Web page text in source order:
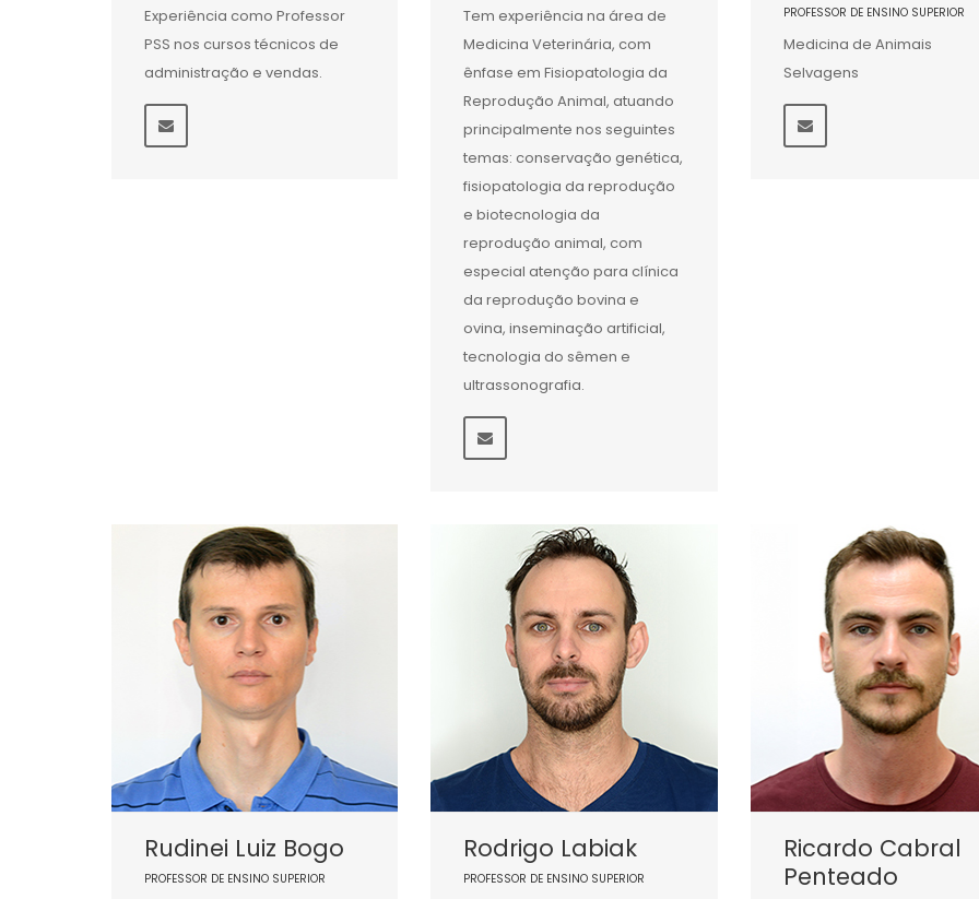
Experiência como Professor
PSS nos cursos técnicos de
administração e vendas.
Tem experiência na área de
Medicina Veterinária, com
ênfase em Fisiopatologia da
Reprodução Animal, atuando
principalmente nos seguintes
temas: conservação genética,
fisiopatologia da reprodução
e biotecnologia da
reprodução animal, com
especial atenção para clínica
da reprodução bovina e
ovina, inseminação artificial,
tecnologia do sêmen e
ultrassonografia.
PROFESSOR DE ENSINO SUPERIOR
Medicina de Animais
Selvagens
Rudinei Luiz Bogo
PROFESSOR DE ENSINO SUPERIOR
Rodrigo Labiak
PROFESSOR DE ENSINO SUPERIOR
Ricardo Cabral
Penteado